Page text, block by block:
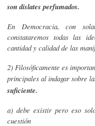
son dislates perfumados.
En Democracia, con
constataremos todas las
cantidad y calidad de las
2) Filosóficamente es
principales al indagar sobre
suficiente.
a) debe existir pero eso
cuestión